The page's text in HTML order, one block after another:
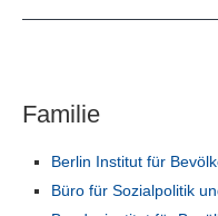
Familie
Berlin Institut für
Büro für Sozialpolitik